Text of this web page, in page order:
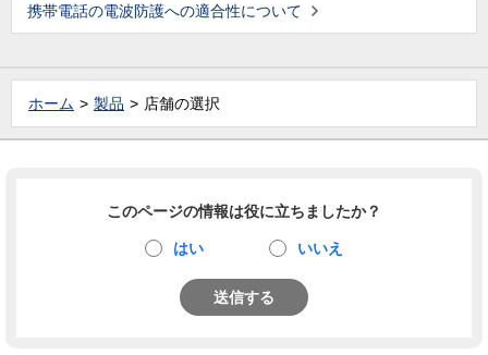
携帯電話の電波防護への適合性について
ホーム 製品 店舗の選択
このページの情報は役に立ちましたか？
はい いいえ
送信する